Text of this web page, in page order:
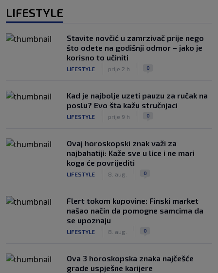
LIFESTYLE
Stavite novčić u zamrzivač prije nego
što odete na godišnji odmor – jako je
korisno to učiniti
LIFESTYLE prije 2 h 0
Kad je najbolje uzeti pauzu za ručak na
poslu? Evo šta kažu stručnjaci
LIFESTYLE prije 9 h 0
Ovaj horoskopski znak važi za
najbahatiji: Kaže sve u lice i ne mari
koga će povrijediti
LIFESTYLE 8. aug. 0
Flert tokom kupovine: Finski market
našao način da pomogne samcima da
se upoznaju
LIFESTYLE 8. aug. 0
Ova 3 horoskopska znaka najčešće
grade uspješne karijere